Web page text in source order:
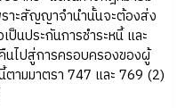
ราะสัญญาจำนำนั้นจะต้องส่ง
นประกันการชำระหนี้ และ
ไปสู่การครอบครองของผู้
ามมาตรา 747 และ 769 (2)